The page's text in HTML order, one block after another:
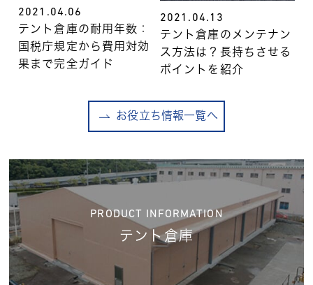
2021.04.06
テント倉庫の耐用年数：
国税庁規定から費用対効
果まで完全ガイド
2021.04.13
テント倉庫のメンテナン
ス方法は？長持ちさせる
ポイントを紹介
お役立ち情報一覧へ
PRODUCT INFORMATION
テント倉庫